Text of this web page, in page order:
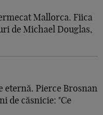
Mallorca. Fiica
de Michael Douglas,
eternă. Pierce Brosnan
de căsnicie: "Ce